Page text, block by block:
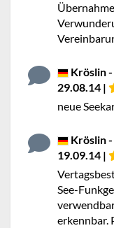
Kröslin
29.08.14 |
neue
Kröslin
19.09.14 |
See-
erkennbar.